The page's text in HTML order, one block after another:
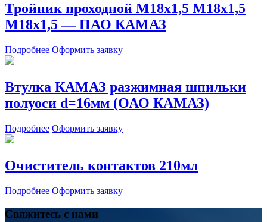
Тройник проходной М18х1,5 М18х1,5
М18х1,5 — ПАО КАМАЗ
Подробнее Оформить заявку
Втулка КАМАЗ разжимная шпильки
полуоси d=16мм (ОАО КАМАЗ)
Подробнее Оформить заявку
Очиститель контактов 210мл
Подробнее Оформить заявку
Свяжитесь с нами